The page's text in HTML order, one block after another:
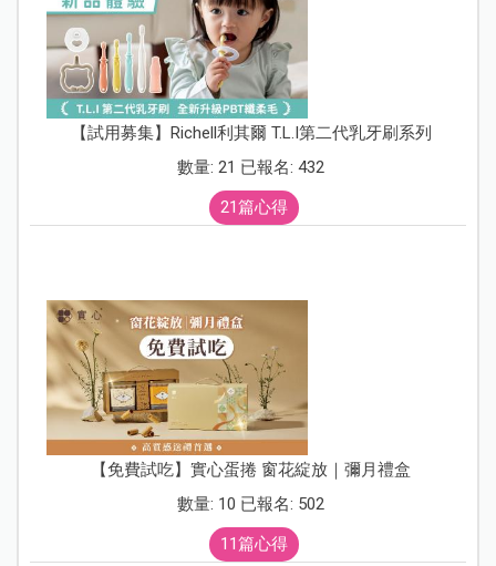
【試用募集】Richell利其爾 T.L.I第二代乳牙刷系列
數量: 21 已報名: 432
21篇心得
【免費試吃】實心蛋捲 窗花綻放｜彌月禮盒
數量: 10 已報名: 502
11篇心得